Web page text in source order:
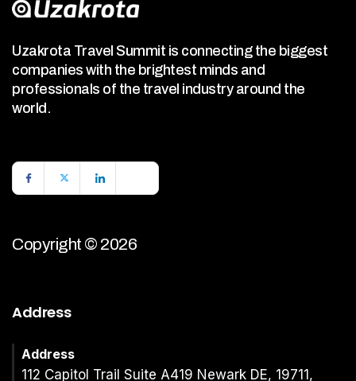
Uzakrota Travel Summit is connecting the biggest
companies with the brightest minds and
professionals of the travel industry around the
world.
Copyright © 2026
Address
Address
112 Capitol Trail Suite A419 Newark DE, 19711,